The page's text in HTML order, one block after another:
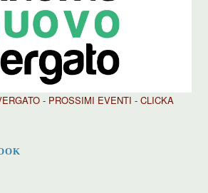
- PROSSIMI EVENTI - CLICKA